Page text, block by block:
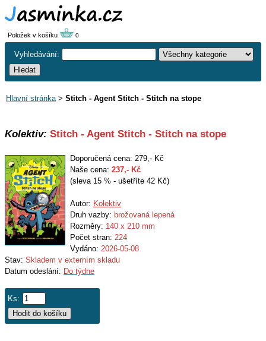
Položek v košíku 0
Vyhledávání:
Hlavní stránka> Stitch - Agent Stitch - Stitch na stope
Kolektiv: Stitch - Agent Stitch - Stitch na stope
Doporučená cena: 279,- Kč
Naše cena: 237,- Kč
(sleva 15 % - ušetříte 42 Kč)
Autor: Kolektiv
Druh vazby: brožovaná lepená
Rozměry: 140 x 210 mm
Počet stran: 224
Vydáno: 2026-05-08
Stav: Skladem v externím skladu
Datum odeslání: Do týdne
Ks: